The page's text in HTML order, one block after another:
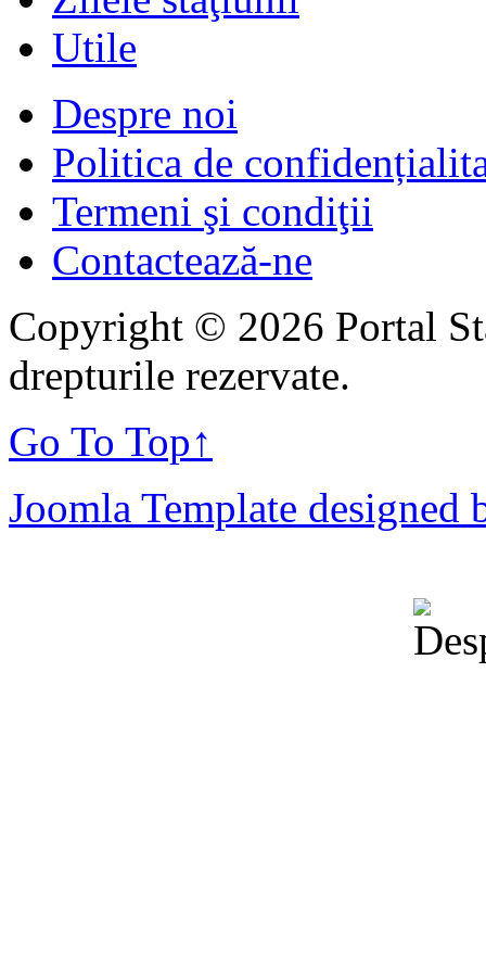
Utile
Despre noi
Politica de
Termeni şi condiţii
Contactează-ne
Copyright © 2026 Portal
drepturile rezervate.
Go To Top↑
Joomla Template designed